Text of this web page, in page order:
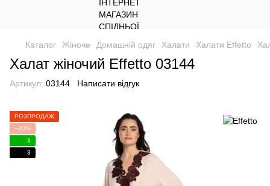
Каталог Жіноче Домашній одяг Халати Халати Effetto
Халат жіночий Effetto 03144
Артикул: 03144 Написати відгук
РОЗПРОДАЖ
−30%
3
3